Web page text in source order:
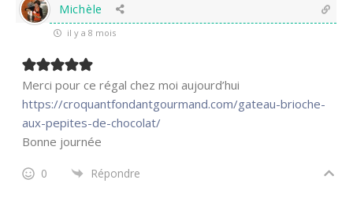
Michèle
il y a 8 mois
Merci pour ce régal chez moi aujourd’hui
https://croquantfondantgourmand.com/gateau-brioche-
aux-pepites-de-chocolat/
Bonne journée
0 Répondre